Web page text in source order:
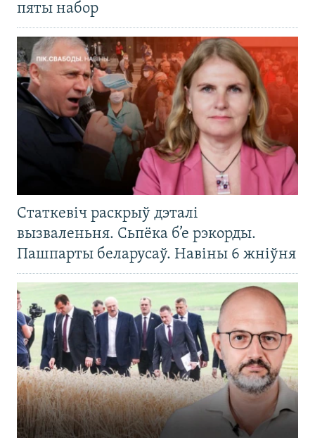
пяты набор
Статкевіч раскрыў дэталі
вызваленьня. Сьпёка б’е рэкорды.
Пашпарты беларусаў. Навіны 6 жніўня